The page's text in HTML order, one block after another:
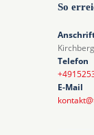
So
Telefon
E-Mail